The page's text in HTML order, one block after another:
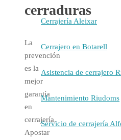
cerraduras
La
prevención
es la
mejor
garantía
en
cerrajería.
Apostar
Cerrajería Aleixar
Cerrajero en Botarell
Asistencia de cerrajero
Mantenimiento Riudoms
Servicio de cerrajería